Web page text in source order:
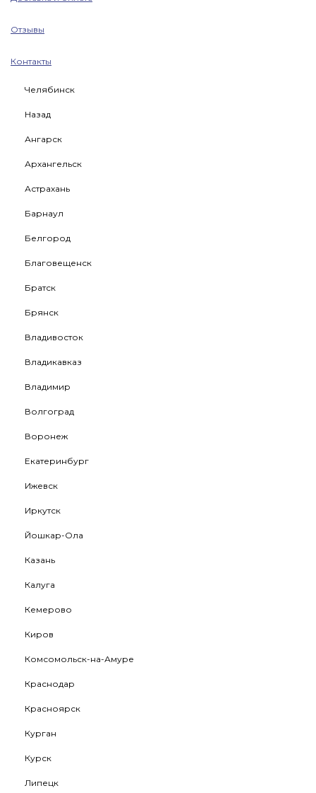
Отзывы
Контакты
Челябинск
Назад
Ангарск
Архангельск
Астрахань
Барнаул
Белгород
Благовещенск
Братск
Брянск
Владивосток
Владикавказ
Владимир
Волгоград
Воронеж
Екатеринбург
Ижевск
Иркутск
Йошкар-Ола
Казань
Калуга
Кемерово
Киров
Комсомольск-на-Амуре
Краснодар
Красноярск
Курган
Курск
Липецк